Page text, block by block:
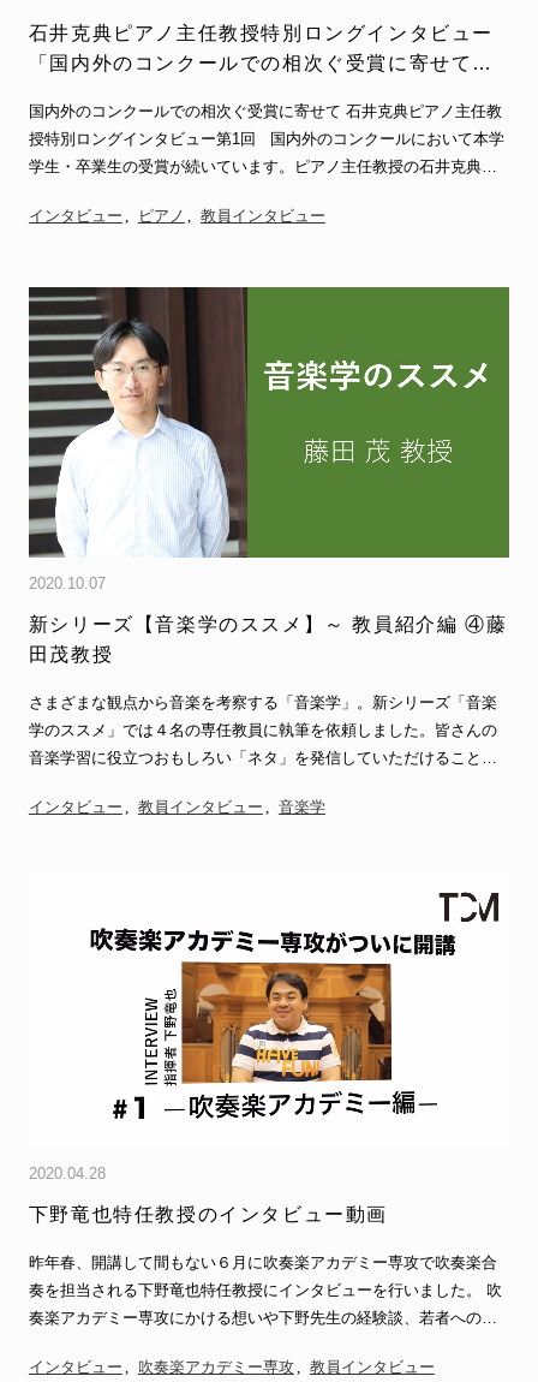
石井克典ピアノ主任教授特別ロングインタビュー
「国内外のコンクールでの相次ぐ受賞に寄せて」
国内外のコンクールでの相次ぐ受賞に寄せて 石井克典ピアノ主任教
授特別ロングインタビュー第1回 国内外のコンクールにおいて本学
学生・卒業生の受賞が続いています。ピアノ主任教授の石井克典…
インタビュー ピアノ 教員インタビュー
2020.10.07
新シリーズ【音楽学のススメ】～ 教員紹介編 ④藤
田茂教授
さまざまな観点から音楽を考察する「音楽学」。新シリーズ「音楽
学のススメ」では４名の専任教員に執筆を依頼しました。皆さんの
音楽学習に役立つおもしろい「ネタ」を発信していただけることで
インタビュー
教員インタビュー 音楽学
2020.04.28
下野竜也特任教授のインタビュー動画
昨年春、開講して間もない６月に吹奏楽アカデミー専攻で吹奏楽合
奏を担当される下野竜也特任教授にインタビューを行いました。 吹
奏楽アカデミー専攻にかける想いや下野先生の経験談、若者へのア
インタビュー
吹奏楽アカデミー専攻 教員インタビュー